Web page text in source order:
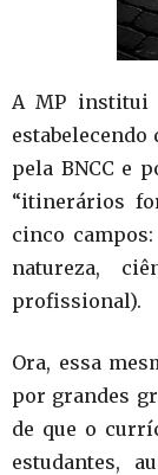
A MP institui
pela BNCC e
“itinerários
cinco
natureza,
profissional).
Ora, essa
por grandes
de que o
estudantes,